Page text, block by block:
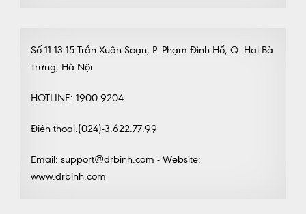
Số 11-13-15 Trần Xuân Soạn, P. Phạm Đình Hổ, Q. Hai Bà
Trưng, Hà Nội
HOTLINE: 1900 9204
Điện thoại.(024)-3.622.77.99
Email: support@drbinh.com - Website:
www.drbinh.com